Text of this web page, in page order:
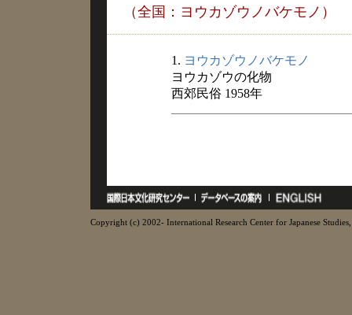
（全国：ヨウカゾウノバケモノ）
1. ヨウカゾウノバケモノ
ヨウカゾウの化物
西郊民俗 1958年
Copyright (c) 2002- International Research Center for Japanese